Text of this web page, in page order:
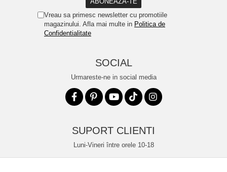
Vreau sa primesc newsletter cu promotiile
magazinului. Afla mai multe in Politica de
Confidentialitate
SOCIAL
Urmareste-ne in social media
SUPORT CLIENTI
Luni-Vineri între orele 10-18